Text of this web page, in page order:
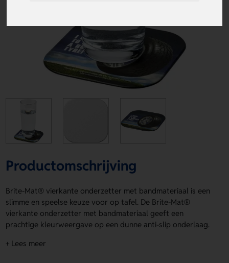
Productomschrijving
Brite-Mat® vierkante onderzetter met bandmateriaal is een
slimme en speelse keuze voor op tafel. De Brite-Mat®
vierkante onderzetter met bandmateriaal geeft een
prachtige kleurweergave op een dunne anti-slip onderlaag.
kunststof. De afwerking is strak in zwart, met gelamineerd
+ Lees meer